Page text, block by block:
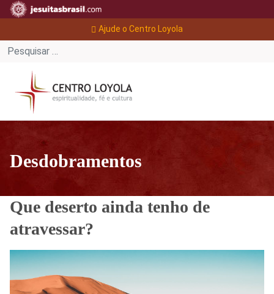
Ajude o Centro Loyola
Desdobramentos
Que deserto ainda tenho de
atravessar?